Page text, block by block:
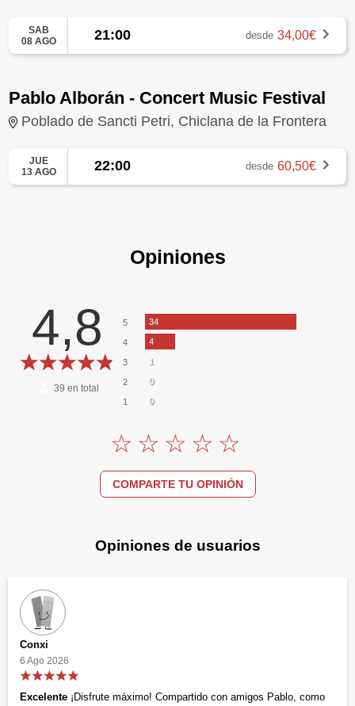
SAB
08 AGO
21:00 desde 34,00€
Pablo Alborán - Concert Music Festival
Poblado de Sancti Petri, Chiclana de la Frontera
JUE
13 AGO
22:00 desde 60,50€
Opiniones
4,8
39 en total
5 34
4 4
3 1
2 0
1 0
COMPARTE TU OPINIÓN
Opiniones de usuarios
Conxi
6 Ago 2026
Excelente ¡Disfrute máximo! Compartido con amigos Pablo, como